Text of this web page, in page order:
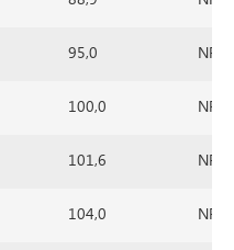
95,0 NR/
100,0 NR/
101,6 NR/
104,0 NR/